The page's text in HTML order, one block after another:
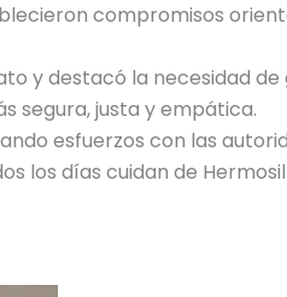
compromisos
y destacó la necesidad
segura, justa y empática.
esfuerzos con las
los días cuidan de